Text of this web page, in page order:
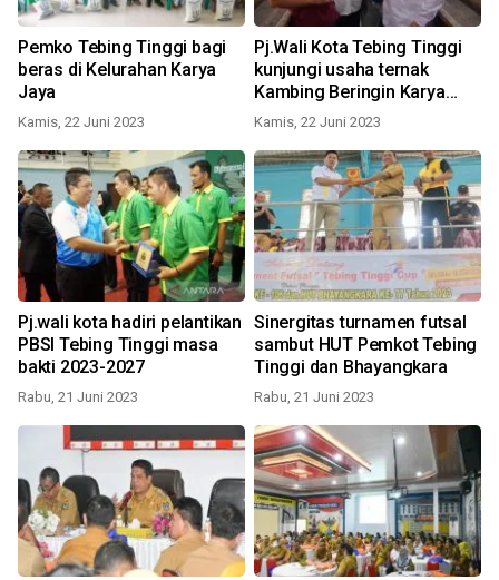
Pemko Tebing Tinggi bagi
beras di Kelurahan Karya
Jaya
Kamis, 22 Juni 2023
Pj.Wali Kota Tebing Tinggi
kunjungi usaha ternak
Kambing Beringin Karya
Farm
Kamis, 22 Juni 2023
Pj.wali kota hadiri pelantikan
PBSI Tebing Tinggi masa
bakti 2023-2027
Rabu, 21 Juni 2023
Sinergitas turnamen futsal
sambut HUT Pemkot Tebing
Tinggi dan Bhayangkara
Rabu, 21 Juni 2023